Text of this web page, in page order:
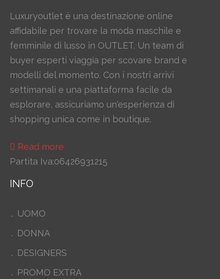
Luxuryoutlet è una destinazione online
affidabile per trovare la moda maschile e
femminile di lusso in OUTLET. Un team di
buyer esperti viaggia per scovare brand e
modelli del momento. Con i nostri arrivi
settimanali e una piattaforma facile da
esplorare, assicuriamo un'esperienza di
shopping unica come in boutique.
Read more
Partita Iva:06426931215
INFO
UOMO
DONNA
DESIGNERS
PROMO EXTRA